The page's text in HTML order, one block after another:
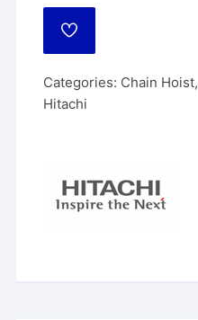
ADD
Categories: Chain Hoist,
Hitachi